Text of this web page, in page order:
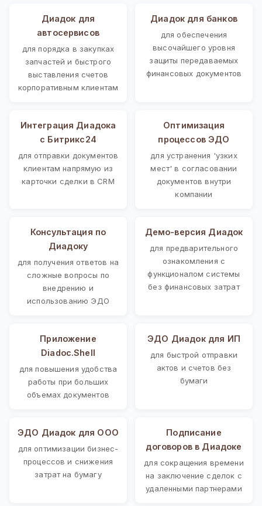
Диадок для
автосервисов
для порядка в закупках
запчастей и быстрого
выставления счетов
корпоративным клиентам
Диадок для банков
для обеспечения
высочайшего уровня
защиты передаваемых
финансовых документов
Интеграция Диадока
с Битрикс24
для отправки документов
клиентам напрямую из
карточки сделки в CRM
Оптимизация
процессов ЭДО
для устранения 'узких
мест' в согласовании
документов внутри
компании
Консультация по
Диадоку
для получения ответов на
сложные вопросы по
внедрению и
использованию ЭДО
Демо-версия Диадок
для предварительного
ознакомления с
функционалом системы
без финансовых затрат
Приложение
Diadoc.Shell
для повышения удобства
работы при больших
объемах документов
ЭДО Диадок для ИП
для быстрой отправки
актов и счетов без
бумаги
ЭДО Диадок для ООО
для оптимизации бизнес-
процессов и снижения
затрат на бумагу
Подписание
договоров в Диадоке
для сокращения времени
на заключение сделок с
удаленными партнерами